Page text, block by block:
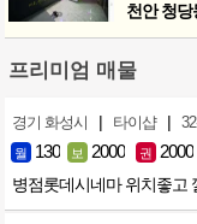
천안 청
프리미엄 매물
경기 화성시 | 타이샵 |
월 130 보 2000 권 2000
병점롯데시네마 위치좋고